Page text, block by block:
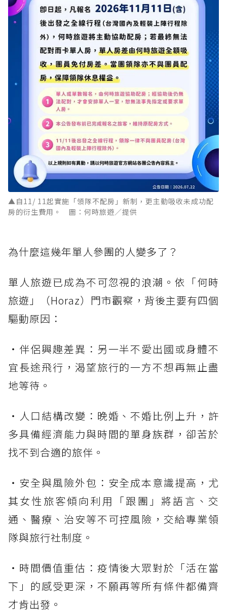
▲自11/ 11起實施「領隊不配房」新制，更主動吸收未成功配
房的衍生費用。 圖：何時旅遊／提供
為什麼這幾年單人參團的人變多了？
單人旅遊已成為不可忽視的浪潮。依「何時
旅遊」（Horaz）門市觀察，背後主要有四個
驅動原因：
・伴侶興趣差異：另一半不愛出國或身體不
宜長途飛行，渴望旅行的一方不想再無止盡
地等待。
・人口結構改變：晚婚、不婚比例上升，許
多具備經濟能力與時間的單身族群，卻苦於
找不到合適的旅伴。
・安全與風險外包：安全成本意識提高，尤
其女性旅客傾向利用「跟團」將語言、交
通、醫療、治安等不可控風險，交給專業領
隊與旅行社制度。
・時間價值重估：疫情後大眾對於「活在當
下」的感受更深，不願再等所有條件都備齊
才肯出發。